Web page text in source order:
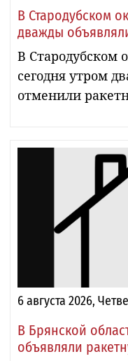
В Стародубском
дважды
В Стародубском
сегодня утром
отменили
6 августа 2026,
В Брянской
объявляли